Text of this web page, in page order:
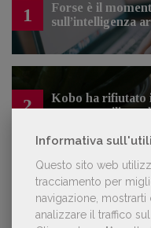
Informativa
Questo sito web
tracciamento per
navigazione,
analizzare il traffico sul
1
Forse è il
sull’intelligenza
2
Kobo ha rifiutato
sospetto utilizzo
Spammy, Low-
sono gli «slop»,
inquinano la